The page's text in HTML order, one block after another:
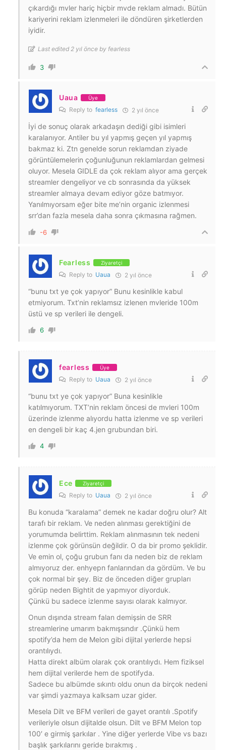
çıkardığı mvler hariç hiçbir mvde reklam almadı. Bütün
kariyerini reklam izlenmeleri ile döndüren şirketlerden
iyidir.
Last edited 2 yıl önce by fearless
3
Uaua Üye
Reply to fearless 2 yıl önce
İyi de sonuç olarak arkadaşın dediği gibi isimleri
karalanıyor. Antiler bu yıl yapmış geçen yıl yapmış
bakmaz ki. Ztn genelde sorun reklamdan ziyade
görüntülemelerin çoğunluğunun reklamlardan gelmesi
oluyor. Mesela GIDLE da çok reklam alıyor ama gerçek
streamler dengeliyor ve cb sonrasında da yüksek
streamler almaya devam ediyor göze batmıyor.
Yanılmıyorsam eğer bite me’nin organic izlenmesi
srr’dan fazla mesela daha sonra çıkmasına rağmen.
-6
Fearless Ziyaretçi
Reply to Uaua 2 yıl önce
“bunu txt ye çok yapıyor” Bunu kesinlikle kabul
etmiyorum. Txt’nin reklamsız izlenen mvleride 100m
üstü ve sp verileri ile dengeli.
6
fearless Üye
Reply to Uaua 2 yıl önce
“bunu txt ye çok yapıyor” Buna kesinlikle
katılmıyorum. TXT’nin reklam öncesi de mvleri 100m
üzerinde izlenme alıyordu hatta izlenme ve sp verileri
en dengeli bir kaç 4.jen grubundan biri.
4
Ece Ziyaretçi
Reply to Uaua 2 yıl önce
Bu konuda “karalama” demek ne kadar doğru olur? Alt
tarafı bir reklam. Ve neden alınması gerektiğini de
yorumumda belirttim. Reklam alınmasının tek nedeni
izlenme çok görünsün değildir. O da bir promo şeklidir.
Ve emin ol, çoğu grubun fanı da neden biz de reklam
almıyoruz der. enhyepn fanlarından da gördüm. Ve bu
çok normal bir şey. Biz de önceden diğer grupları
görüp neden Bightit de yapmıyor diyorduk.
Çünkü bu sadece izlenme sayısı olarak kalmıyor.
Onun dışında stream falan demişsin de SRR
streamlerine umarım bakmışsındır .Çünkü hem
spotify’da hem de Melon gibi dijital yerlerde hepsi
orantılıydı.
Hatta direkt albüm olarak çok orantılıydı. Hem fiziksel
hem dijital verilerde hem de spotifyda.
Sadece bu albümde sıkıntı oldu onun da birçok nedeni
var şimdi yazmaya kalksam uzar gider.
Mesela Dilt ve BFM verileri de gayet orantılı .Spotify
verileriyle olsun dijitalde olsun. Dilt ve BFM Melon top
100′ e girmiş şarkılar . Yine diğer yerlerde Vibe vs bazı
başlık şarkılarını geride bırakmış .